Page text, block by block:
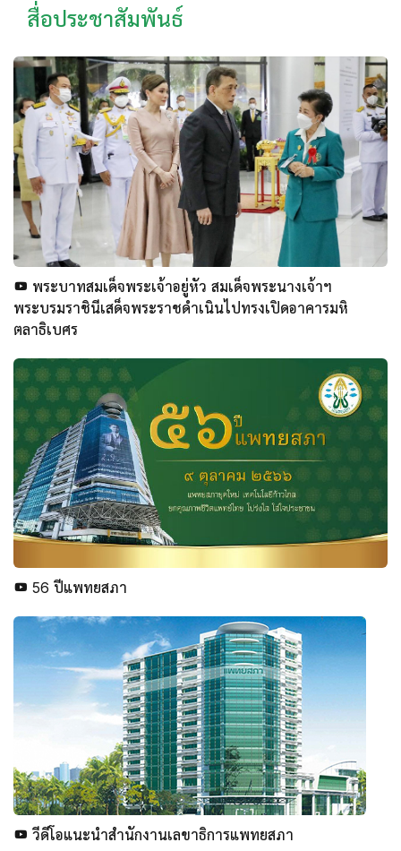
สื่อประชาสัมพันธ์
พระบาทสมเด็จพระเจ้าอยู่หัว สมเด็จพระนางเจ้าฯ
พระบรมราชินีเสด็จพระราชดำเนินไปทรงเปิดอาคารมหิ
ตลาธิเบศร
56 ปีแพทยสภา
วีดีโอแนะนำสำนักงานเลขาธิการแพทยสภา